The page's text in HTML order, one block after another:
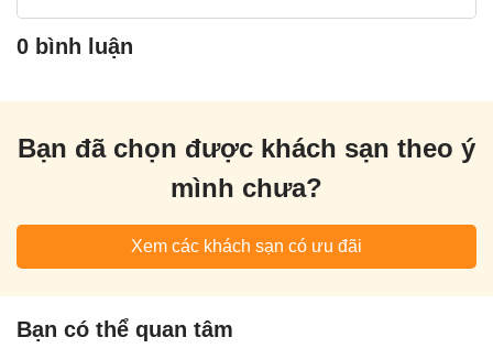
0 bình luận
Bạn đã chọn được khách sạn theo ý
mình chưa?
Xem các khách sạn có ưu đãi
Bạn có thể quan tâm